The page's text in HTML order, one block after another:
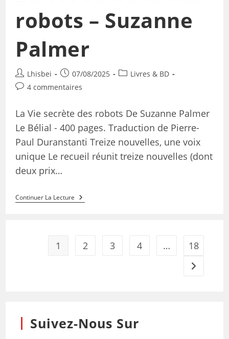
robots – Suzanne
Palmer
Lhisbei 07/08/2025
Livres & BD
4 commentaires
La Vie secrète des robots De Suzanne Palmer
Le Bélial - 400 pages. Traduction de Pierre-
Paul Duranstanti Treize nouvelles, une voix
unique Le recueil réunit treize nouvelles (dont
deux prix…
Continuer La Lecture
1 2 3 4 … 18
Suivez-Nous Sur